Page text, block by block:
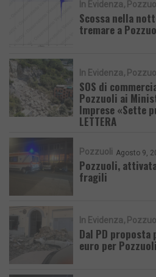
In Evidenza
Scossa nella
tremare a
In Evidenza
SOS di
Pozzuoli ai
Imprese «Sette
LETTERA
Pozzuoli Agosto 9,
Pozzuoli,
fragili
In Evidenza
Dal PD
euro per Pozzuoli